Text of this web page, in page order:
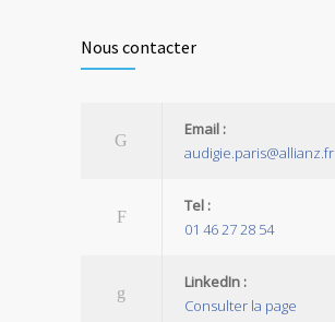
Nous contacter
Email :
audigie.paris@allianz.fr
Tel :
01 46 27 28 54
LinkedIn :
Consulter la page